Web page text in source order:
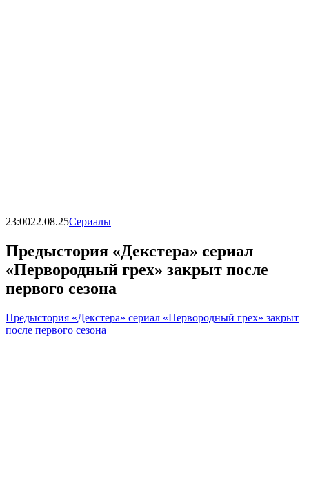
23:0022.08.25Сериалы
Предыстория «Декстера» сериал
«Первородный грех» закрыт после
первого сезона
Предыстория «Декстера» сериал «Первородный грех» закрыт
после первого сезона